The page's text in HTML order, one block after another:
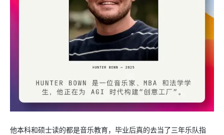
他本科和硕士读的都是音乐教育，毕业后真的去当了三年乐队指